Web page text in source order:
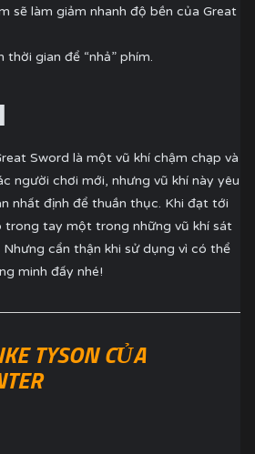
sẽ làm giảm nhanh độ bền của Great
thời gian để “nhả” phím.
Sword là một vũ khí chậm chạp và
người chơi mới, nhưng vũ khí này yêu
nhất định để thuần thục. Khi đạt tới
trong tay một trong những vũ khí sát
cẩn thận khi sử dụng vì có thể
minh đấy nhé!
TYSON CỦA